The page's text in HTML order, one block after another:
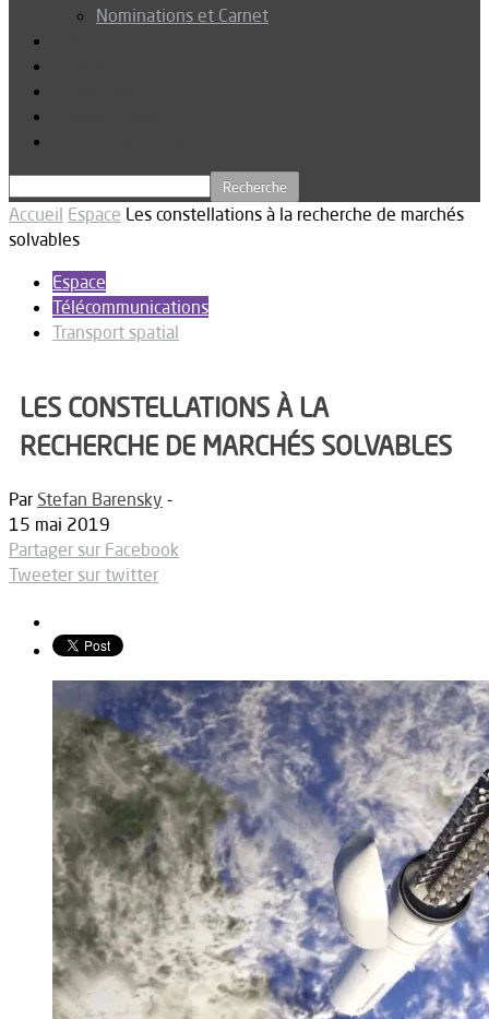
Nominations et Carnet
Accueil Espace Les constellations à la recherche de marchés
solvables
Espace
Télécommunications
Transport spatial
LES CONSTELLATIONS À LA
RECHERCHE DE MARCHÉS SOLVABLES
Par Stefan Barensky -
15 mai 2019
Partager sur Facebook
Tweeter sur twitter